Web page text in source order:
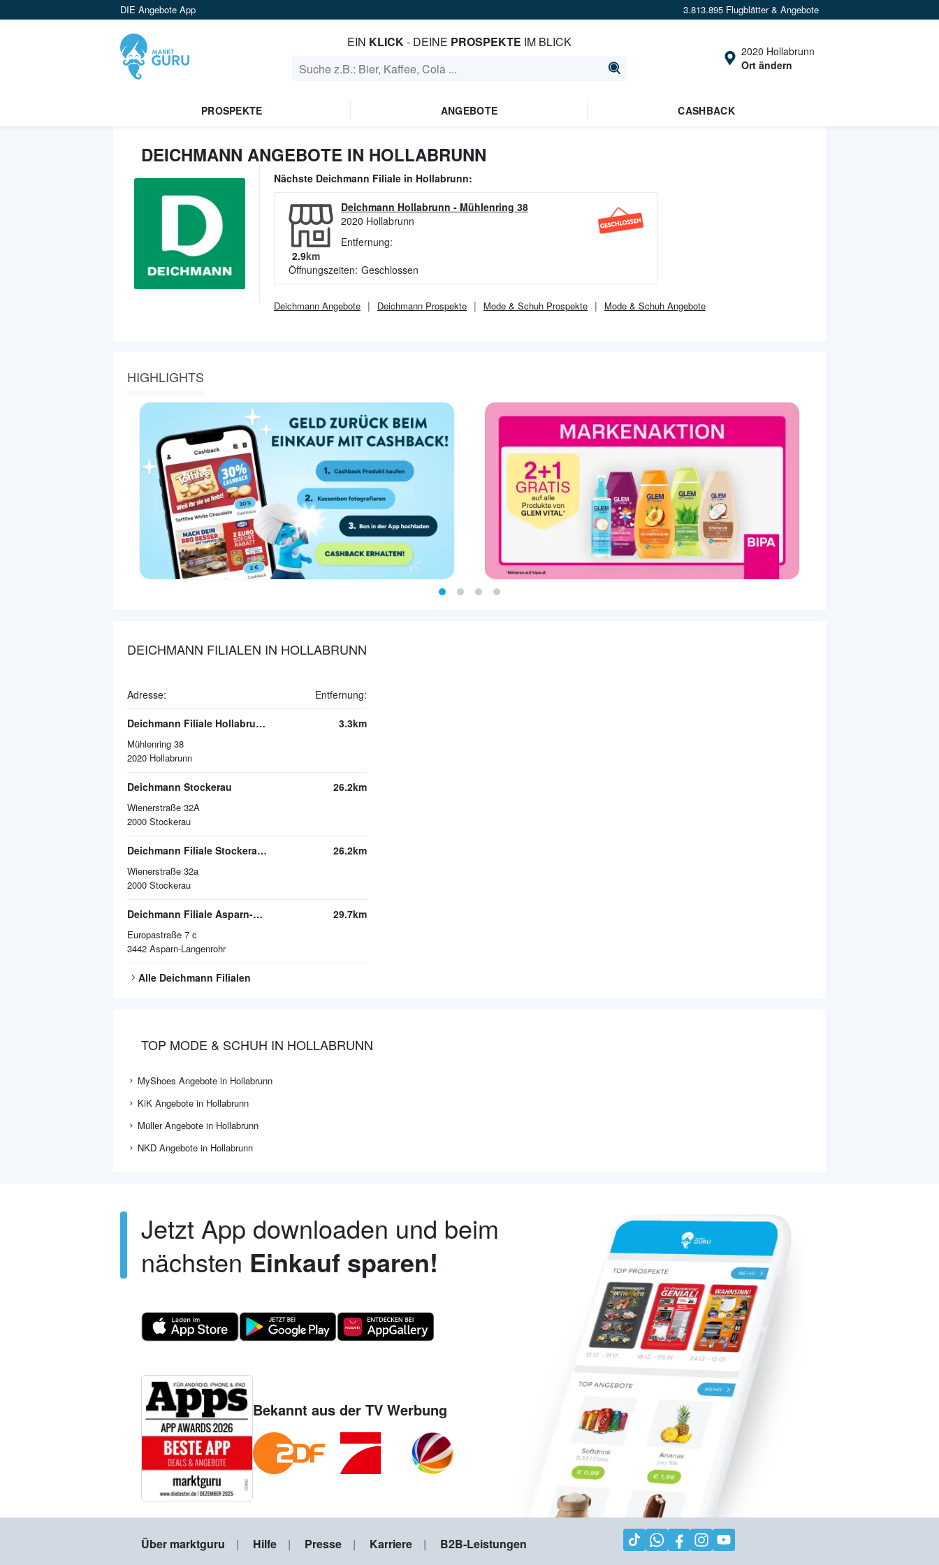
DIE Angebote App 3.813.895 Flugblätter & Angebote
EIN KLICK- DEINE PROSPEKTE IM BLICK
2020 Hollabrunn
Ort ändern
PROSPEKTE ANGEBOTE CASHBACK
DEICHMANN ANGEBOTE IN HOLLABRUNN
Nächste Deichmann Filiale in Hollabrunn:
Deichmann Hollabrunn - Mühlenring 38
2020 Hollabrunn
Entfernung:
2.9km
Öffnungszeiten: Geschlossen
Deichmann Angebote Deichmann Prospekte Mode & Schuh Prospekte Mode & Schuh Angebote
HIGHLIGHTS
DEICHMANN FILIALEN IN HOLLABRUNN
Adresse: Entfernung:
Deichmann Filiale Hollabrunn Hollabrunn
Mühlenring 38
2020 Hollabrunn
3.3km
Deichmann Stockerau
Wienerstraße 32A
2000 Stockerau
26.2km
Deichmann Filiale Stockerau Stockerau
Wienerstraße 32a
2000 Stockerau
26.2km
Deichmann Filiale Asparn-Langenrohr Asparn
Europastraße 7 c
3442 Asparn-Langenrohr
29.7km
Alle Deichmann Filialen
TOP MODE & SCHUH IN HOLLABRUNN
MyShoes Angebote in Hollabrunn
KiK Angebote in Hollabrunn
Müller Angebote in Hollabrunn
NKD Angebote in Hollabrunn
Jetzt App downloaden und beim
nächsten Einkauf sparen!
Bekannt aus der TV Werbung
Über marktguru Hilfe Presse Karriere B2B-Leistungen